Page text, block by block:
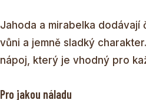
Jahoda a mirabelka dodávají
vůni a jemně sladký
nápoj, který je vhodný pro
Pro jakou náladu